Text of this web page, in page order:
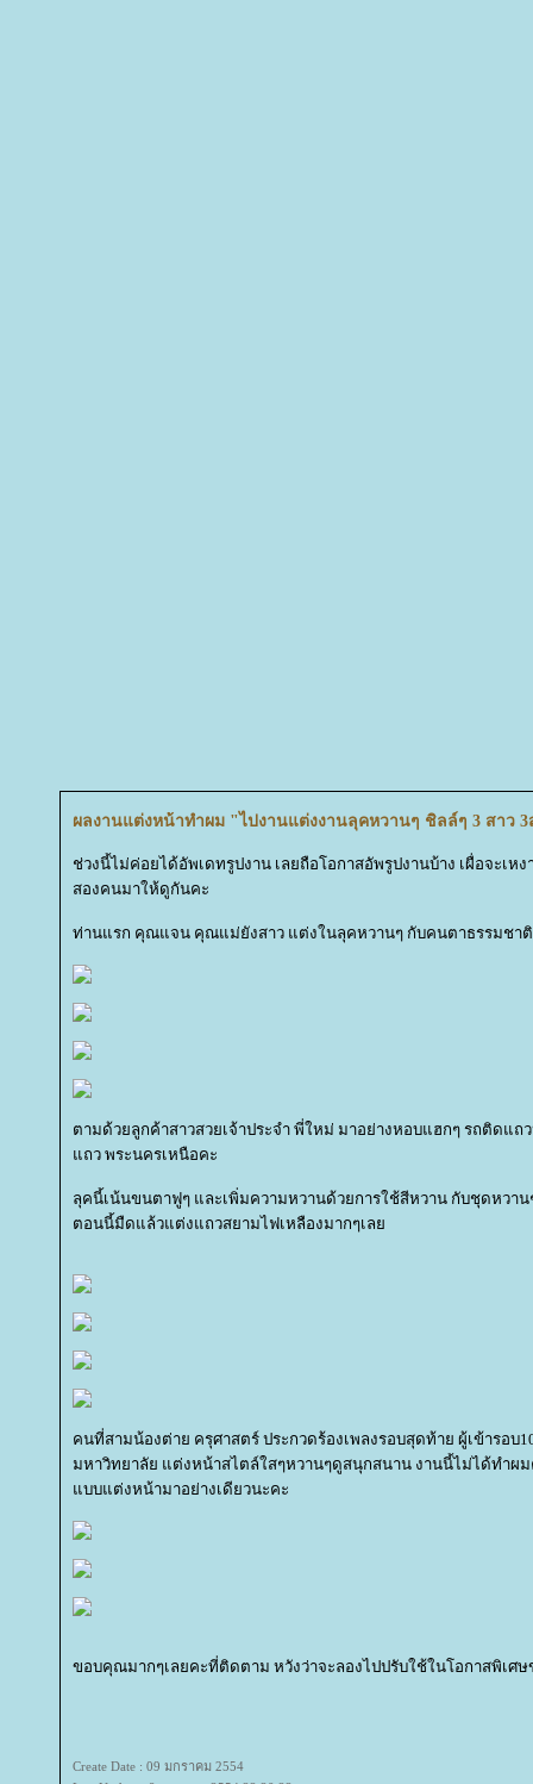
ผลงานแต่งหน้าทำผม "ไปงานแต่งงานลุคหวานๆ ชิลล์ๆ 3 สาว
ช่วงนี้ไม่ค่อยได้อัพเดทรูปงาน เลยถือโอกาสอัพรูปงานบ้าง เผื่อจะเห
สองคนมาให้ดูกันคะ
ท่านแรก คุณแจน คุณแม่ยังสาว แต่งในลุคหวานๆ กับคนตาธรรมชา
ตามด้วยลูกค้าสาวสวยเจ้าประจำ พี่ใหม่ มาอย่างหอบแฮกๆ รถติดแถ
ถว พระนครเหนือคะ
ลุคนี้เน้นขนตาฟูๆ และเพิ่มความหวานด้วยการใช้สีหวาน กับชุดหวาน
ตอนนี้มืดแล้วแต่งแถวสยามไฟเหลืองมากๆเล
คนที่สามน้องต่าย ครุศาสตร์ ประกวดร้องเพลงรอบสุดท้าย ผู้เข้ารอบ
มหาวิทยาลัย แต่งหน้าสไตล์ใสๆหวานๆดูสนุกสนาน งานนี้ไม่ได้ทำผม
บบแต่งหน้ามาอย่างเดียวนะคะ
ขอบคุณมากๆเลยคะที่ติดตาม หวังว่าจะลองไปปรับใช้ในโอกาสพิเศ
Create Date : 09 มกราคม 2554